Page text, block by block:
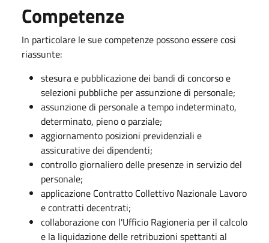
Competenze
In particolare le sue competenze possono essere cosi
riassunte:
stesura e pubblicazione dei bandi di concorso e
selezioni pubbliche per assunzione di personale;
assunzione di personale a tempo indeterminato,
determinato, pieno o parziale;
aggiornamento posizioni previdenziali e
assicurative dei dipendenti;
controllo giornaliero delle presenze in servizio del
personale;
applicazione Contratto Collettivo Nazionale Lavoro
e contratti decentrati;
collaborazione con l'Ufficio Ragioneria per il calcolo
e la liquidazione delle retribuzioni spettanti al